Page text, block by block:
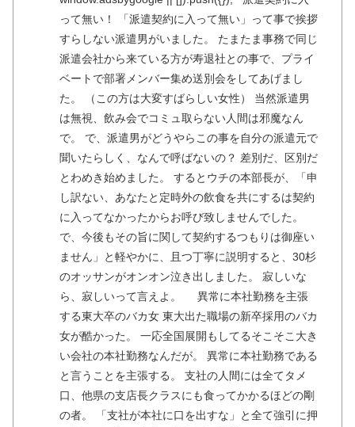
って無い！ 「派遣契約に入って無い」って事で挨拶
すらしない派遣男がいました。 たまたま事務で同じ
派遣会社から来ている方が寿退社との事で、プライ
ベートで部署メンバー集め送別会をしてあげまし
た。 （この方は大変すばらしい女性） 当然派遣男
は無視、飲み会でコミュ取らない人間は邪魔なん
で。 で、派遣男がどうやらこの事を自分の派遣元で
聞いたらしく、なんで呼ばないの？ 差別だ、区別だ
とわめき始めました。 するとウチの本部長が、「申
し訳ない、あなたと定時外の飲食を共にするは契約
に入ってなかったからお呼び致しませんでした。
で、今後もその旨に関して契約するつもりは御座い
ません」と軽やかに、且つ丁寧に説明すると、30杉
のオッサンがオンオン泣き出しました。 寂しいな
ら、寂しいって言えよ。 異常に本社勤務を主張
する東大卒のバカ女 東大出た職場の新卒採用のバカ
女が酷かった。 一応全国展開もしてるそこそこ大き
い会社の本社勤務なんだが。 異常に本社勤務である
と言うことを主張する。 支社の人間には全てタメ
口、他県の支店長クラスにも食ってかかるほどの剛
の者。 「支社が本社に口を出すな」と全て強引に押